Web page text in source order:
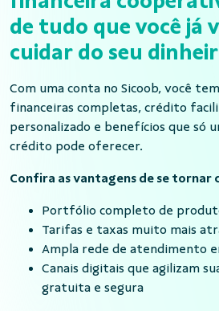
de tudo que você já
cuidar do seu
Com uma conta no Sicoob, você
financeiras completas, crédito
personalizado e benefícios que só
crédito pode oferecer.
Confira as vantagens de se tornar
Portfólio completo de
Tarifas e taxas muito mais
Ampla rede de atendimento
Canais digitais que agilizam
gratuita e segura